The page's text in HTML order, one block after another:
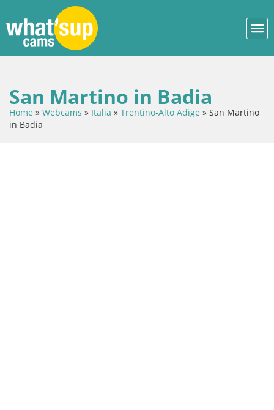
San Martino in Badia
Home » Webcams » Italia » Trentino-Alto Adige » San Martino
in Badia